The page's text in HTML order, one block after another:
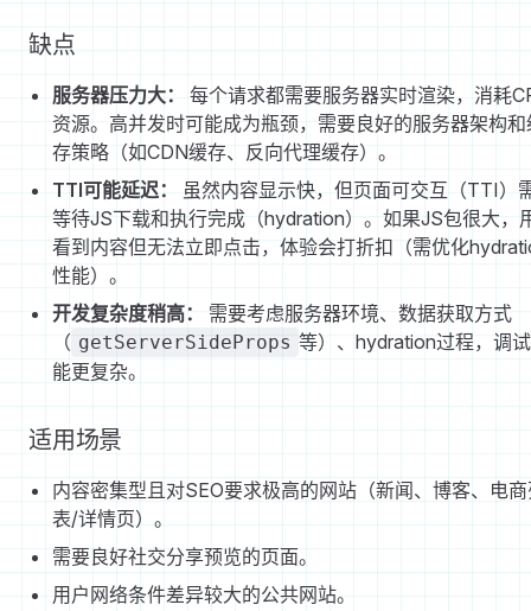
缺点
服务器压力大：
每个请求都需要服务器实时渲染，消耗
资源。高并发时可能成为瓶颈，需要良好的服务器架构和
存策略（如CDN缓存、反向代理缓存）。
TTI可能延迟：
虽然内容显示快，但页面可交互（TTI）
等待JS下载和执行完成（hydration）。如果JS包很大，
看到内容但无法立即点击，体验会打折扣（需优化
性能）。
开发复杂度稍高：
需要考虑服务器环境、数据获取方式
（ getServerSideProps 等）、hydration过程，调
能更复杂。
适用场景
内容密集型且对SEO要求极高的网站（新闻、博客、电
表/详情页）。
需要良好社交分享预览的页面。
用户网络条件差异较大的公共网站。